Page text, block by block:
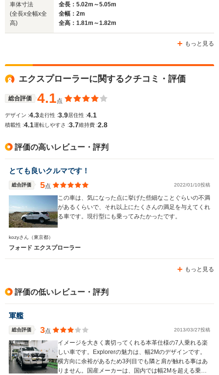
WLTCモード
燃費
車体寸法
(全長x全幅x全
高)
全長：5.02m～5.05m
全幅：2m
全高：1.81m～1.82m
もっと見る
エクスプローラーに関するクチコミ・評価
総合評価 4.1 点
デザイン :4.3走行性 :3.9居住性 :4.1
積載性 :4.1運転しやすさ :3.7維持費 :2.8
評価の高いレビュー・評判
とても良いクルマです！
総合評価 5点 2022/01/10投稿
この車は、気になった点に挙げた些細なことぐらいの不満
があるくらいで、それ以上にたくさんの満足を与えてくれ
る車です。現行型にも乗ってみたかったです。
kozyさん （東京都）
フォード エクスプローラー
もっと見る
評価の低いレビュー・評判
軍艦
総合評価 3点 2013/03/27投稿
イメージを大きく裏切ってくれる本革仕様の7人乗れる楽
しい車です。Explorerの魅力は、幅2Mのデザインです。
横方向に余裕があるため3列目でも隣と肩が触れる事はあ
りません。国産メーカーは、国内では幅2Mを超える乗用